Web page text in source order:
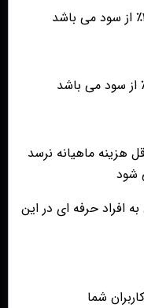
هزینه ماهیانه نرسد
شود
افراد حرفه ای در این
شما